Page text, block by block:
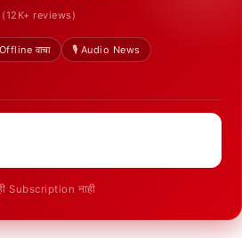
reviews)
वाचा
🎙️ Audio News
Subscription नाही